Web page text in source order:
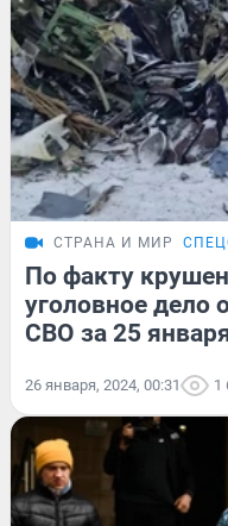
СТРАНА И МИР
По факту
уголовное дело
СВО за 25
26 января, 2024, 00:31 1